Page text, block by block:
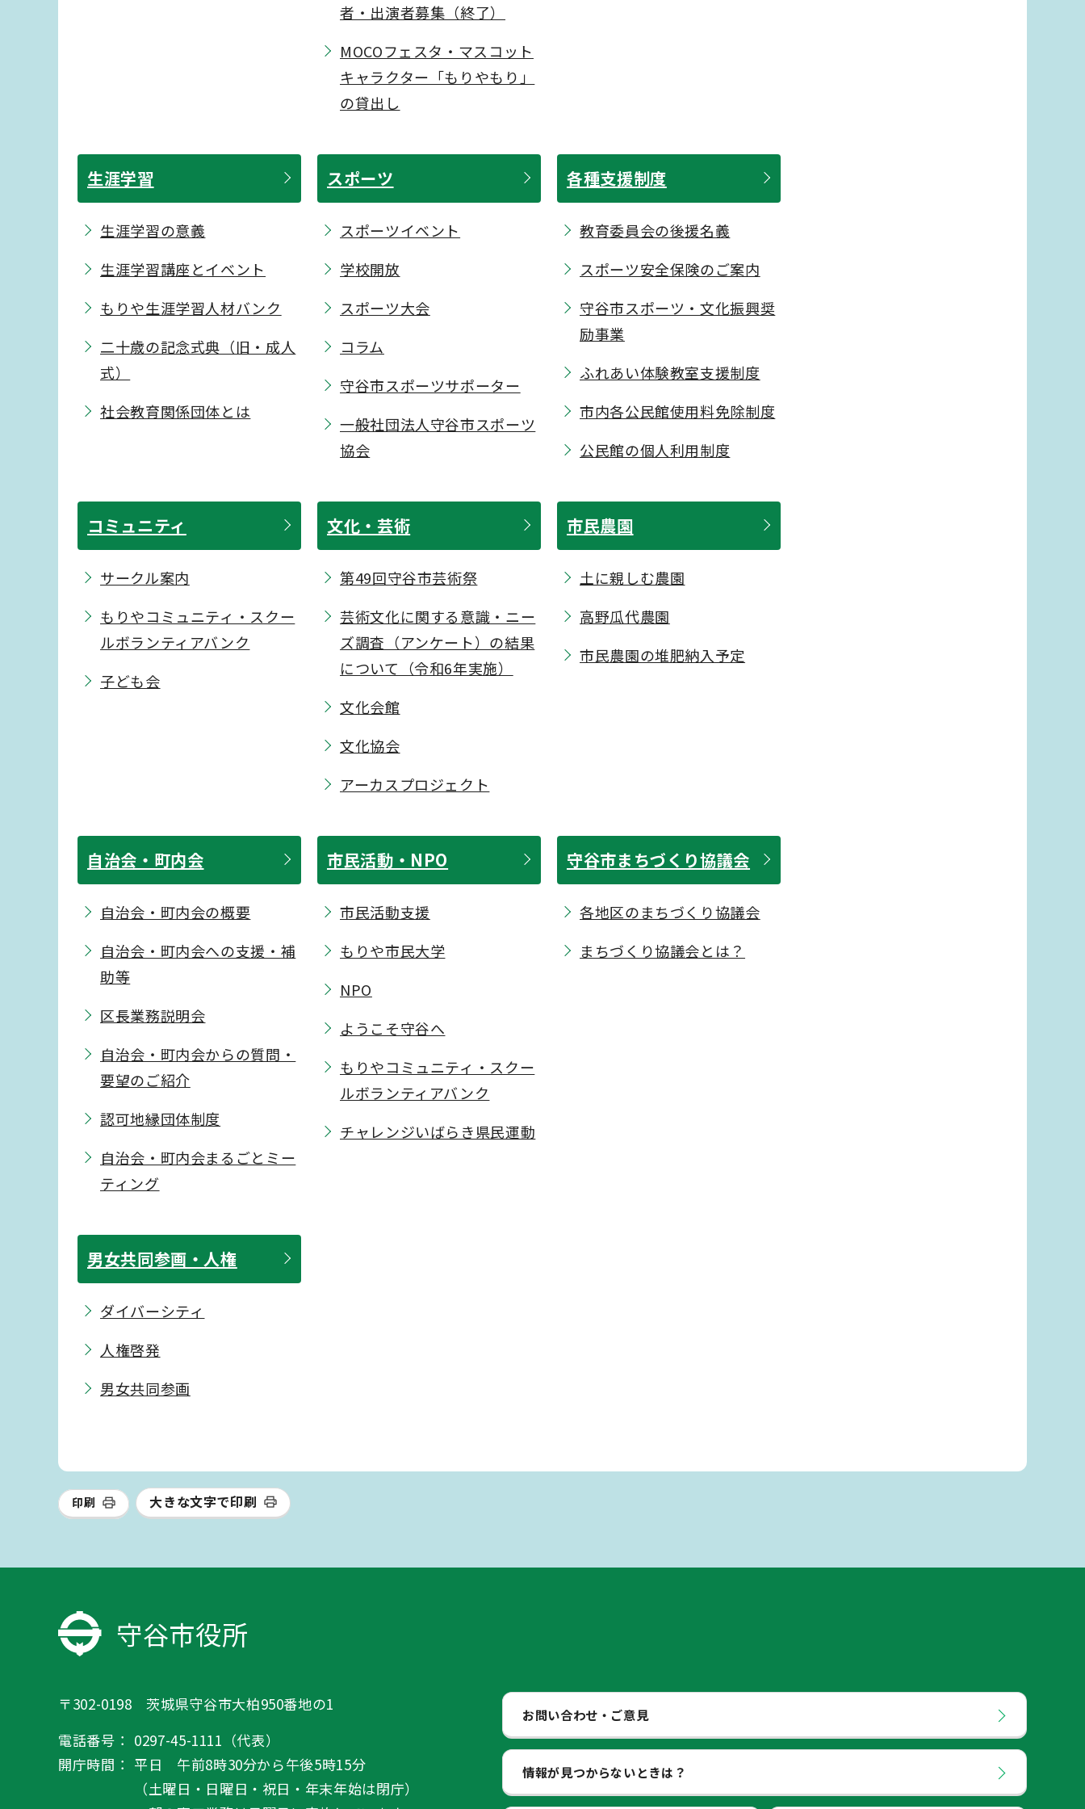
者・出演者募集（終了）
MOCOフェスタ・マスコット
キャラクター「もりやもり」
の貸出し
生涯学習
生涯学習の意義
生涯学習講座とイベント
もりや生涯学習人材バンク
二十歳の記念式典（旧・成人
式）
社会教育関係団体とは
スポーツ
スポーツイベント
学校開放
スポーツ大会
コラム
守谷市スポーツサポーター
一般社団法人守谷市スポーツ
協会
各種支援制度
教育委員会の後援名義
スポーツ安全保険のご案内
守谷市スポーツ・文化振興奨
励事業
ふれあい体験教室支援制度
市内各公民館使用料免除制度
公民館の個人利用制度
コミュニティ
サークル案内
もりやコミュニティ・スクー
ルボランティアバンク
子ども会
文化・芸術
第49回守谷市芸術祭
芸術文化に関する意識・ニー
ズ調査（アンケート）の結果
について（令和6年実施）
文化会館
文化協会
アーカスプロジェクト
市民農園
土に親しむ農園
高野瓜代農園
市民農園の堆肥納入予定
自治会・町内会
自治会・町内会の概要
自治会・町内会への支援・補
助等
区長業務説明会
自治会・町内会からの質問・
要望のご紹介
認可地縁団体制度
自治会・町内会まるごとミー
ティング
市民活動・NPO
市民活動支援
もりや市民大学
NPO
ようこそ守谷へ
もりやコミュニティ・スクー
ルボランティアバンク
チャレンジいばらき県民運動
守谷市まちづくり協議会
各地区のまちづくり協議会
まちづくり協議会とは？
男女共同参画・人権
ダイバーシティ
人権啓発
男女共同参画
印刷 大きな文字で印刷
守谷市役所
〒302-0198 茨城県守谷市大柏950番地の1
電話番号： 0297-45-1111（代表）
開庁時間： 平日 午前8時30分から午後5時15分
（土曜日・日曜日・祝日・年末年始は閉庁）
お問い合わせ・ご意見
情報が見つからないときは？